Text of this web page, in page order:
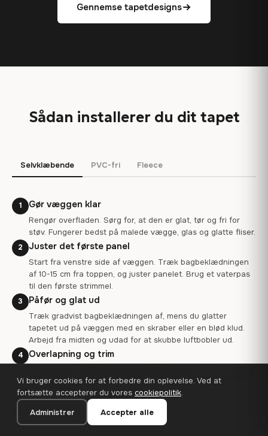
Gennemse tapetdesigns
Sådan installerer du dit tapet
Selvklæbende PVC-fri Fleece
1 Gør væggen klar
Rengør overfladen. Sørg for, at den er glat, tør og fri for
støv. Fungerer bedst på malede vægge, glas og glatte fliser.
2 Juster det første panel
Start fra venstre side af væggen. Træk bagbeklædningen
af 10-15 cm fra toppen, og juster panelet. Brug et vaterpas
til den første strimmel.
3 Påfør og glat ud
Træk gradvist bagbeklædningen af, mens du glatter
tapetet ud på væggen med en skraber eller en blød klud.
Arbejd fra midten og udad for at skubbe luftbobler ud.
4 Overlapning og trim
det overskydende af med en skarp kniv langs kanter, loft
og fodlister.
Brug for hjælp til installation? Kontakt osfor tips, der passer til
Vi bruger cookies for at forbedre din oplevelse. Ved at
fortsætte accepterer du vores cookiepolitik.
Administrer
Accepter alle